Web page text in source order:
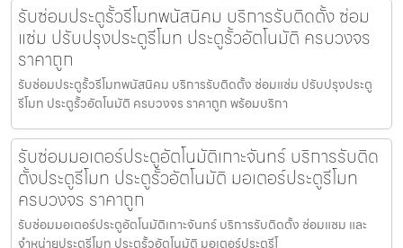
รับซ่อมประตูรั้วรีโมทพนัสนิคม บริการรับติดตั้ง ซ่อม
แซ่ม ปรับปรุงประตูรีโมท ประตูรั้วอัตโนมัติ ครบวงจร
ราคาถูก
รับซ่อมประตูรั้วรีโมทพนัสนิคม บริการรับติดตั้ง ซ่อมแซ่ม ปรับปรุงประตู
รีโมท ประตูรั้วอัตโนมัติ ครบวงจร ราคาถูก พร้อมบริกา
รับซ่อมมอเตอร์ประตูอัตโนมัติเกาะจันทร์ บริการรับติด
ตั้งประตูรีโมท ประตูรั้วอัตโนมัติ มอเตอร์ประตูรีโมท
ครบวงจร ราคาถูก
รับซ่อมมอเตอร์ประตูอัตโนมัติเกาะจันทร์ บริการรับติดตั้ง ซ่อมแซม และ
จำหน่ายประตูรีโมท ประตูรั้วอัตโนมัติ มอเตอร์ประตูรีโ